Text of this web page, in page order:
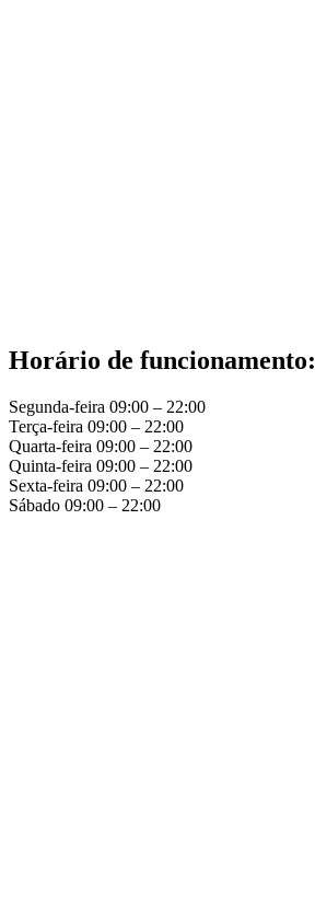
Horário de funcionamento:
Segunda-feira 09:00 – 22:00
Terça-feira 09:00 – 22:00
Quarta-feira 09:00 – 22:00
Quinta-feira 09:00 – 22:00
Sexta-feira 09:00 – 22:00
Sábado 09:00 – 22:00